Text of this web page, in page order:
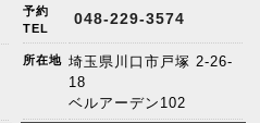
予約
TEL
048-229-3574
所在地 埼玉県川口市戸塚 2-26-
18
ベルアーデン102